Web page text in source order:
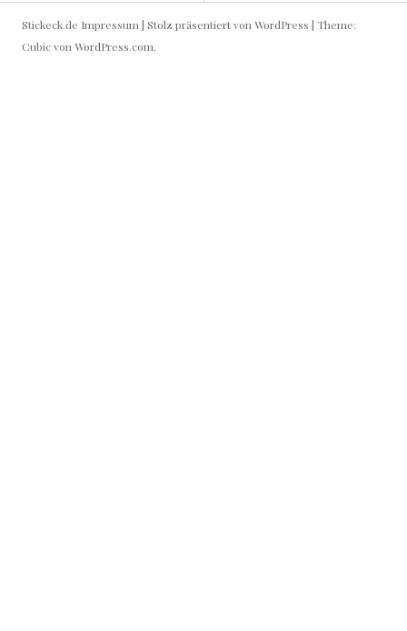
s
c
Stickeck.de Impressum | Stolz präsentiert von WordPress | Theme:
Cubic von WordPress.com.